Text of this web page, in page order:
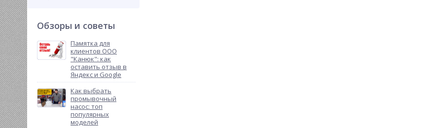
Обзоры и советы
Памятка для
клиентов ООО
"Канюк": как
оставить отзыв в
Яндекс и Google
Как выбрать
промывочный
насос: топ
популярных
моделей